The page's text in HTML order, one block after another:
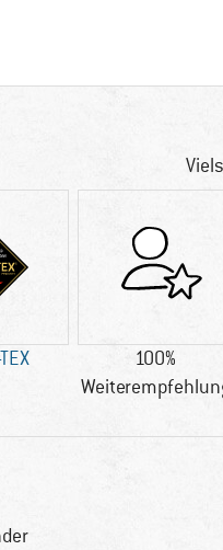
100%